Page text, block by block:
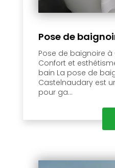
Pose de
Pose de baignoire
Confort et
bain La pose de
Castelnaudary est
pour ga...